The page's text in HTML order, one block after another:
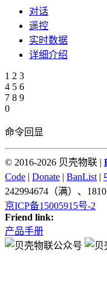
对话
遥控
实时数据
详细介绍
1 2 3
4 5 6
7 8 9
0
命令回显
© 2016-2026 贝壳物联 |
Code | Donate | BanList |
242994674（满）、
京ICP备15005915号-2
Friend link:
产品手册